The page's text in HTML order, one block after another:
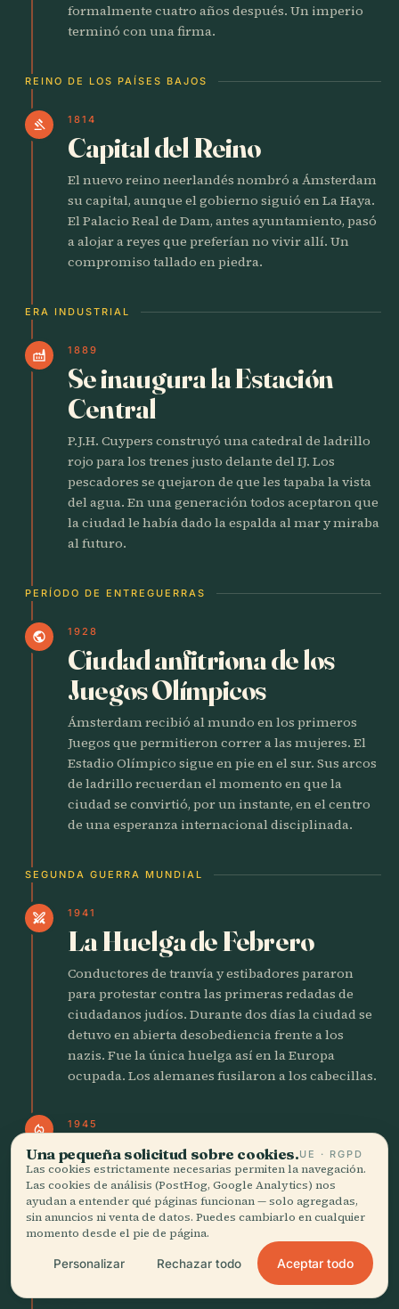
formalmente cuatro años después. Un imperio
terminó con una firma.
REINO DE LOS PAÍSES BAJOS
gavel 1814
Capital del Reino
El nuevo reino neerlandés nombró a Ámsterdam
su capital, aunque el gobierno siguió en La Haya.
El Palacio Real de Dam, antes ayuntamiento, pasó
a alojar a reyes que preferían no vivir allí. Un
compromiso tallado en piedra.
ERA INDUSTRIAL
factory 1889
Se inaugura la Estación
Central
P.J.H. Cuypers construyó una catedral de ladrillo
rojo para los trenes justo delante del IJ. Los
pescadores se quejaron de que les tapaba la vista
del agua. En una generación todos aceptaron que
la ciudad le había dado la espalda al mar y miraba
al futuro.
PERÍODO DE ENTREGUERRAS
public 1928
Ciudad anfitriona de los
Juegos Olímpicos
Ámsterdam recibió al mundo en los primeros
Juegos que permitieron correr a las mujeres. El
Estadio Olímpico sigue en pie en el sur. Sus arcos
de ladrillo recuerdan el momento en que la
ciudad se convirtió, por un instante, en el centro
de una esperanza internacional disciplinada.
SEGUNDA GUERRA MUNDIAL
swords 1941
La Huelga de Febrero
Conductores de tranvía y estibadores pararon
para protestar contra las primeras redadas de
ciudadanos judíos. Durante dos días la ciudad se
detuvo en abierta desobediencia frente a los
nazis. Fue la única huelga así en la Europa
ocupada. Los alemanes fusilaron a los cabecillas.
local_fire_department 1945
Liberación y hambre
Las tropas canadienses entraron el 5 May. El
Invierno del Hambre ya había matado a miles. La
gente hervía bulbos de tulipán en el
Prinsengracht. La alegría de la libertad llegó con
el estómago vacío y bicicletas famélicas.
Una pequeña solicitud sobre cookies.UE · RGPD
Las cookies estrictamente necesarias permiten la navegación.
Las cookies de análisis (PostHog, Google Analytics) nos
ayudan a entender qué páginas funcionan — solo agregadas,
sin anuncios ni venta de datos. Puedes cambiarlo en cualquier
momento desde el pie de página.
Personalizar Rechazar todo Aceptar todo